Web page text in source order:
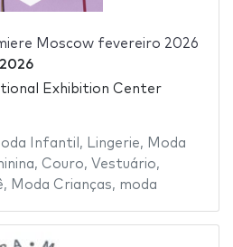
Moscow fevereiro 2026
Exhibition Center
Infantil , Lingerie, Moda
, Couro, Vestuário,
, Moda Crianças, moda